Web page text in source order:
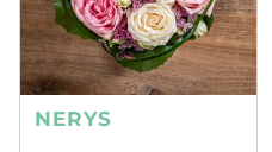
NERYS